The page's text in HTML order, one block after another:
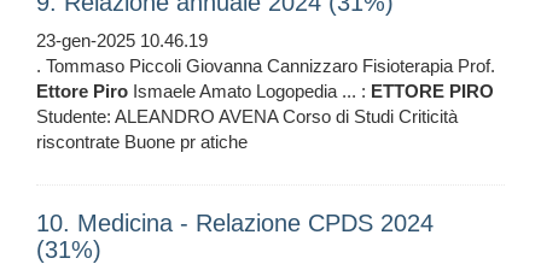
23-gen-2025 10.46.19
. Tommaso Piccoli Giovanna Cannizzaro Fisioterapia Prof.
Ettore Piro Ismaele Amato Logopedia ... : ETTORE PIRO
Studente: ALEANDRO AVENA Corso di Studi Criticità
riscontrate Buone pr atiche
10. Medicina - Relazione CPDS 2024
(31%)